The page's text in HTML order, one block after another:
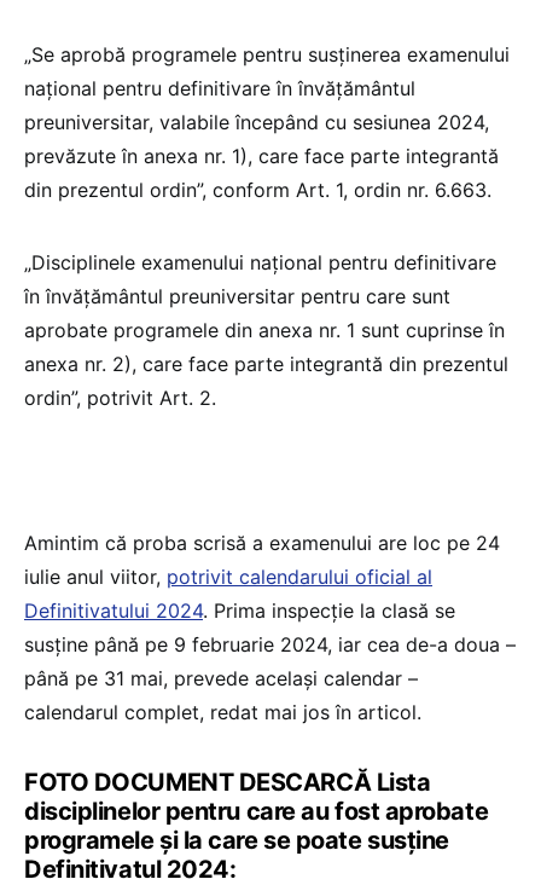
„Se aprobă programele pentru susținerea examenului
național pentru definitivare în învățământul
preuniversitar, valabile începând cu sesiunea 2024,
prevăzute în anexa nr. 1), care face parte integrantă
din prezentul ordin”, conform Art. 1, ordin nr. 6.663.
„Disciplinele examenului național pentru definitivare
în învățământul preuniversitar pentru care sunt
aprobate programele din anexa nr. 1 sunt cuprinse în
anexa nr. 2), care face parte integrantă din prezentul
ordin”, potrivit Art. 2.
Amintim că proba scrisă a examenului are loc pe 24
iulie anul viitor, potrivit calendarului oficial al
Definitivatului 2024. Prima inspecție la clasă se
susține până pe 9 februarie 2024, iar cea de-a doua –
până pe 31 mai, prevede același calendar –
calendarul complet, redat mai jos în articol.
FOTO DOCUMENT DESCARCĂ Lista
disciplinelor pentru care au fost aprobate
programele și la care se poate susține
Definitivatul 2024: